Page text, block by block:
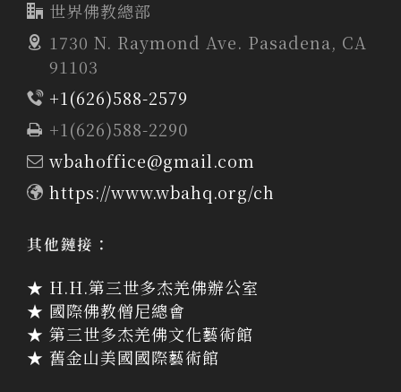
世界佛教總部
1730 N. Raymond Ave. Pasadena, CA
91103
+1(626)588-2579
+1(626)588-2290
wbahoffice@gmail.com
https://www.wbahq.org/ch
其他鏈接：
★ H.H.第三世多杰羌佛辦公室
★ 國際佛教僧尼總會
★ 第三世多杰羌佛文化藝術館
★ 舊金山美國國際藝術館